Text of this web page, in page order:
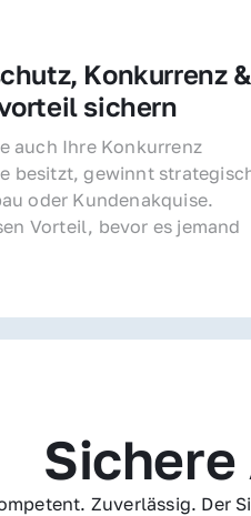
Konkurrenz &
sichern
auch Ihre Konkurrenz
besitzt, gewinnt
oder Kundenakquise.
Vorteil, bevor es jemand
Zuverlässig. Der